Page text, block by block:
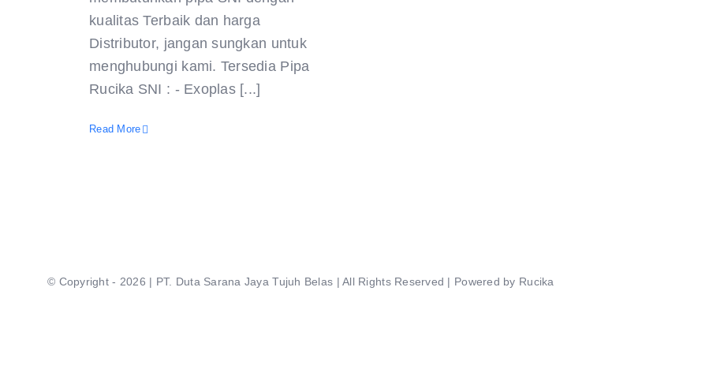
kualitas Terbaik dan harga
Distributor, jangan sungkan untuk
menghubungi kami. Tersedia Pipa
Rucika SNI : - Exoplas [...]
Read More
© Copyright - 2026 | PT. Duta Sarana Jaya Tujuh Belas | All Rights Reserved | Powered by Rucika